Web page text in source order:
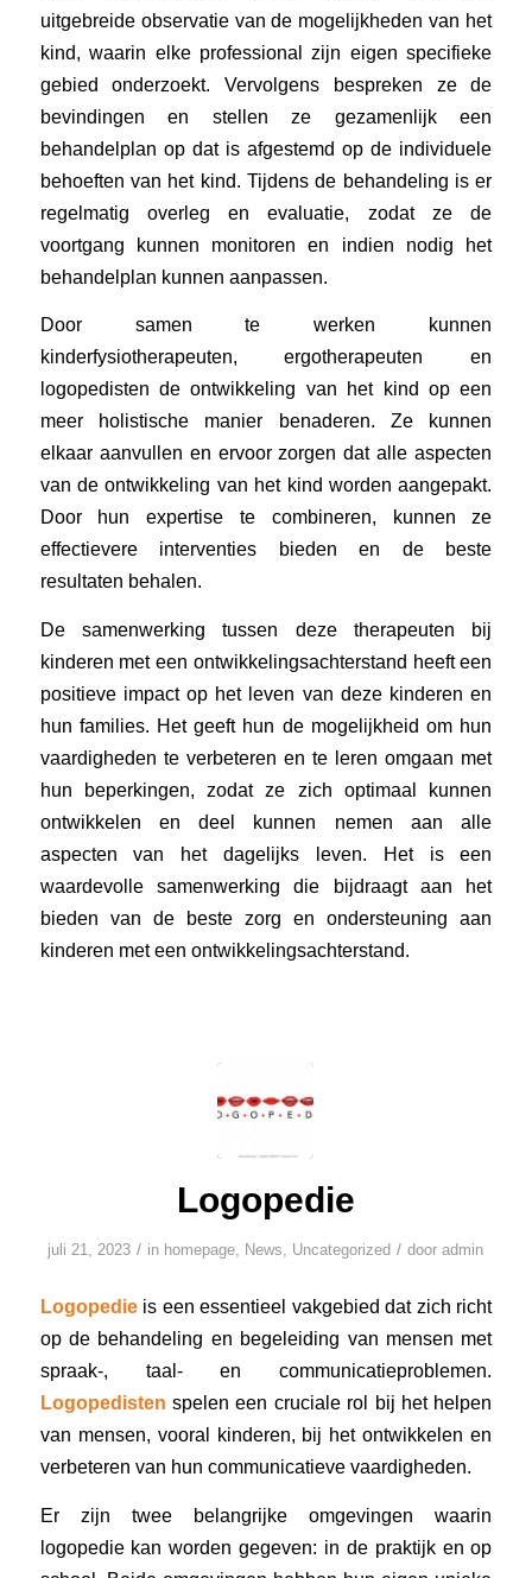
uitgebreide observatie van de mogelijkheden van het
kind, waarin elke professional zijn eigen specifieke
gebied onderzoekt. Vervolgens bespreken ze de
bevindingen en stellen ze gezamenlijk een
behandelplan op dat is afgestemd op de individuele
behoeften van het kind. Tijdens de behandeling is er
regelmatig overleg en evaluatie, zodat ze de
voortgang kunnen monitoren en indien nodig het
behandelplan kunnen aanpassen.
Door samen te werken kunnen
kinderfysiotherapeuten, ergotherapeuten en
logopedisten de ontwikkeling van het kind op een
meer holistische manier benaderen. Ze kunnen
elkaar aanvullen en ervoor zorgen dat alle aspecten
van de ontwikkeling van het kind worden aangepakt.
Door hun expertise te combineren, kunnen ze
effectievere interventies bieden en de beste
resultaten behalen.
De samenwerking tussen deze therapeuten bij
kinderen met een ontwikkelingsachterstand heeft een
positieve impact op het leven van deze kinderen en
hun families. Het geeft hun de mogelijkheid om hun
vaardigheden te verbeteren en te leren omgaan met
hun beperkingen, zodat ze zich optimaal kunnen
ontwikkelen en deel kunnen nemen aan alle
aspecten van het dagelijks leven. Het is een
waardevolle samenwerking die bijdraagt aan het
bieden van de beste zorg en ondersteuning aan
kinderen met een ontwikkelingsachterstand.
Logopedie
juli 21, 2023 / in homepage News Uncategorized / dooradmin
Logopedieis een essentieel vakgebied dat zich richt
op de behandeling en begeleiding van mensen met
spraak-, taal- en communicatieproblemen.
Logopedisten spelen een cruciale rol bij het helpen
van mensen, vooral kinderen, bij het ontwikkelen en
verbeteren van hun communicatieve vaardigheden.
Er zijn twee belangrijke omgevingen waarin
logopedie kan worden gegeven: in de praktijk en op